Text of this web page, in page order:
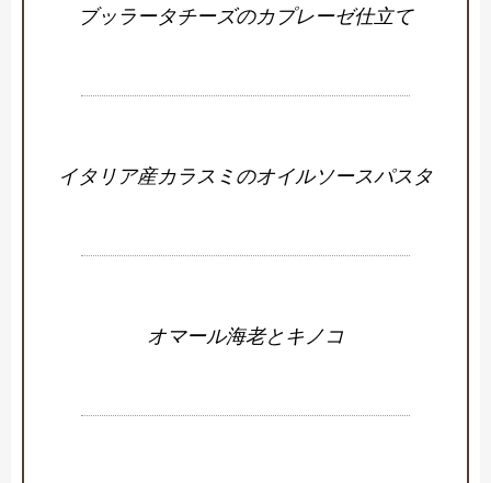
ブッラータチーズのカプレーゼ仕立て
イタリア産カラスミのオイルソースパスタ
オマール海老とキノコ